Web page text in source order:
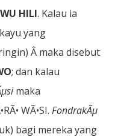
HILI. Kalau ia
yang
Â maka disebut
; dan kalau
maka
WÃ•SI. FondrakÃµ
bagi mereka yang